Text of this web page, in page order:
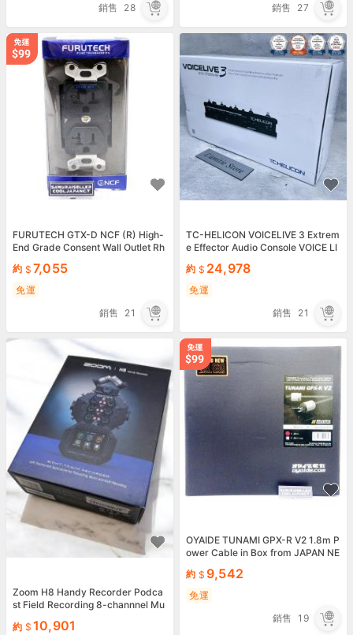
銷售
28
銷售
27
FURUTECH GTX-D NCF (R) High-
End Grade Consent Wall Outlet Rh
約 7,055
免運
銷售
21
TC-HELICON VOICELIVE 3 Extrem
e Effector Audio Console VOICE LI
約 24,978
免運
銷售
21
Zoom H8 Handy Recorder Podca
st Field Recording 8-channnel Mu
約 10,901
OYAIDE TUNAMI GPX-R V2 1.8m P
ower Cable in Box from JAPAN NE
約 9,542
免運
銷售 19